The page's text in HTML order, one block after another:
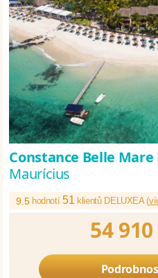
Constance Belle
Maurícius
9.5 hodnotí51klientů DELUXEA (
54 910